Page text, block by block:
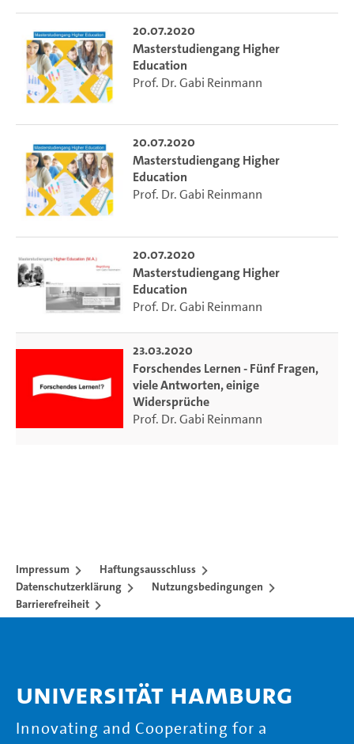
20.07.2020
Masterstudiengang Higher
Education
Prof. Dr. Gabi Reinmann
20.07.2020
Masterstudiengang Higher
Education
Prof. Dr. Gabi Reinmann
20.07.2020
Masterstudiengang Higher
Education
Prof. Dr. Gabi Reinmann
23.03.2020
Forschendes Lernen - Fünf Fragen,
viele Antworten, einige
Widersprüche
Prof. Dr. Gabi Reinmann
Impressum
Haftungsausschluss
Datenschutzerklärung
Nutzungsbedingungen
Barrierefreiheit
Universität Hamburg
Innovating and Cooperating for a